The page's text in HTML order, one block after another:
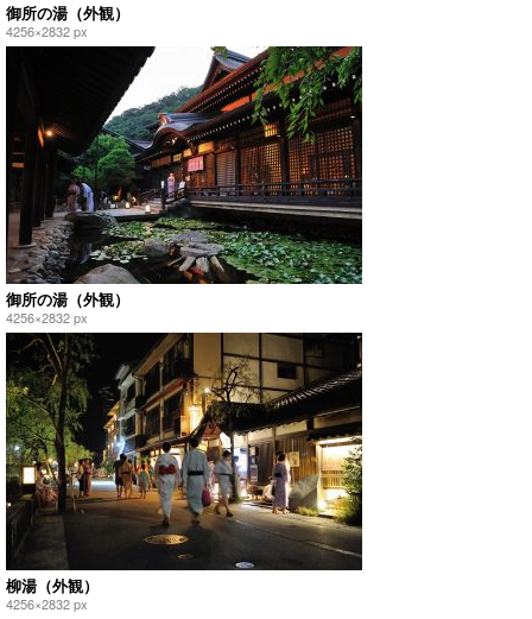
御所の湯（外観）
4256×2832 px
御所の湯（外観）
4256×2832 px
柳湯（外観）
4256×2832 px